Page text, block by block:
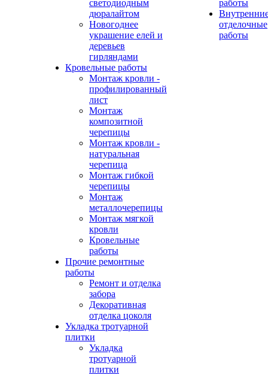
светодиодным
дюралайтом
Новогоднее
украшение елей и
деревьев
гирляндами
Кровельные работы
Монтаж кровли -
профилированный
лист
Монтаж
композитной
черепицы
Монтаж кровли -
натуральная
черепица
Монтаж гибкой
черепицы
Монтаж
металлочерепицы
Монтаж мягкой
кровли
Кровельные
работы
Прочие ремонтные
работы
Ремонт и отделка
забора
Декоративная
отделка цоколя
Укладка тротуарной
плитки
Укладка
тротуарной
плитки
работы
отделочные
работы